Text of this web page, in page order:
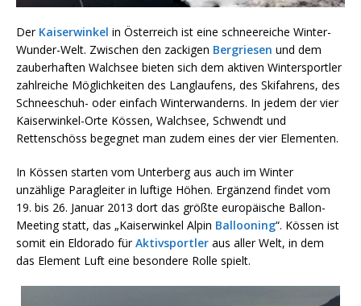
Der Kaiserwinkel in Österreich ist eine schneereiche Winter-
Wunder-Welt. Zwischen den zackigen Bergriesen und dem
zauberhaften Walchsee bieten sich dem aktiven Wintersportler
zahlreiche Möglichkeiten des Langlaufens, des Skifahrens, des
Schneeschuh- oder einfach Winterwanderns. In jedem der vier
Kaiserwinkel-Orte Kössen, Walchsee, Schwendt und
Rettenschöss begegnet man zudem eines der vier Elementen.
In Kössen starten vom Unterberg aus auch im Winter
unzählige Paragleiter in luftige Höhen. Ergänzend findet vom
19. bis 26. Januar 2013 dort das größte europäische Ballon-
Meeting statt, das „Kaiserwinkel Alpin Ballooning“. Kössen ist
somit ein Eldorado fürAktivsportler aus aller Welt, in dem
das Element Luft eine besondere Rolle spielt.